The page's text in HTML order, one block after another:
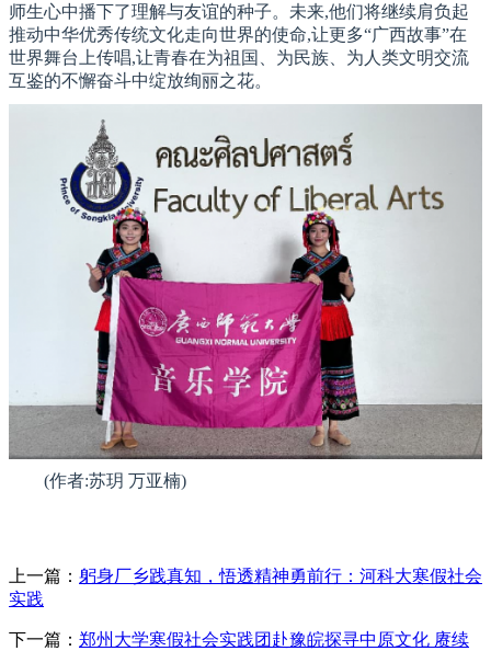
师生心中播下了理解与友谊的种子。未来,他们将继续肩负起
推动中华优秀传统文化走向世界的使命,让更多“广西故事”在
世界舞台上传唱,让青春在为祖国、为民族、为人类文明交流
互鉴的不懈奋斗中绽放绚丽之花。
(作者:苏玥 万亚楠)
上一篇： 躬身厂乡践真知，悟透精神勇前行：河科大寒假社会
实践
下一篇： 郑州大学寒假社会实践团赴豫皖探寻中原文化 赓续